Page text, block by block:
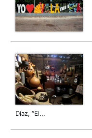
Díaz, “El...